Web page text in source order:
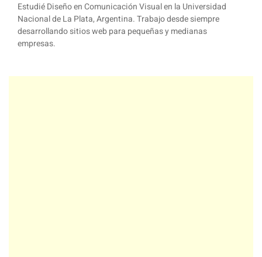
Estudié Diseño en Comunicación Visual en la Universidad
Nacional de La Plata, Argentina. Trabajo desde siempre
desarrollando sitios web para pequeñas y medianas
empresas.